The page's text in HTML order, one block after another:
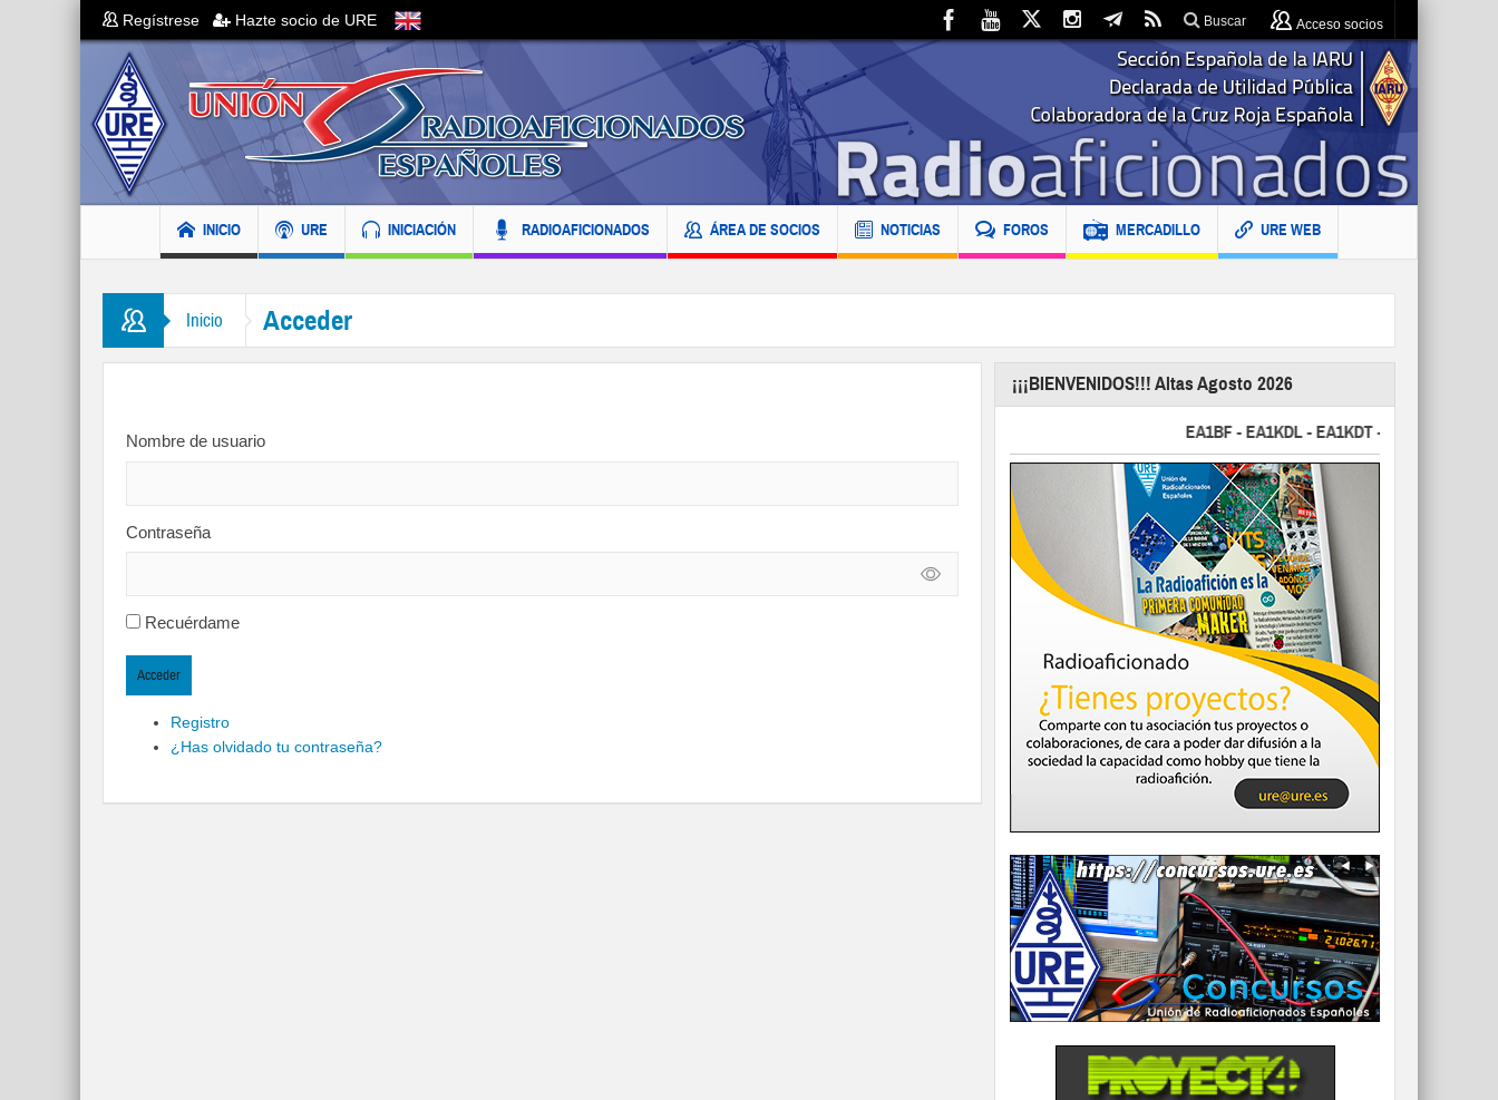
Regístrese Hazte socio de URE Buscar Acceso socios
INICIO URE INICIACIÓN RADIOAFICIONADOS ÁREA DE SOCIOS NOTICIAS FOROS MERCADILLO URE WEB
Inicio Acceder
Nombre de usuario
Contraseña
Recuérdame
Acceder
Registro
¿Has olvidado tu contraseña?
¡¡¡BIENVENIDOS!!! Altas Agosto 2026
EA1BF - EA1KDL - EA1KDT - EA2FBJ - EA2FJU